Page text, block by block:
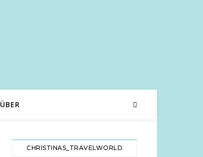
ÜBER
CHRISTINAS_TRAVELWORLD